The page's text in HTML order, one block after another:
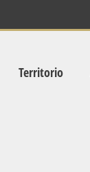
Territorio